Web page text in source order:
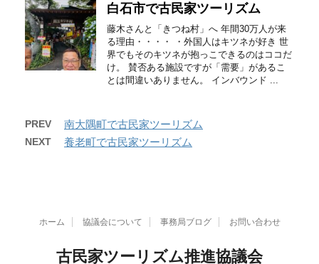
白石市で古民家ツーリズム
藤木さんと「きつね村」へ 年間30万人が来
る理由・・・・ ・外国人はキツネが好き 世
界でもそのキツネが抱っこできるのはココだ
け。 賛否ある施設ですが「需要」があるこ
とは間違いありません。 インバウンド ...
PREV 南大隅町で古民家ツーリズム
NEXT 養老町で古民家ツーリズム
ホーム 協議会について 事務局ブログ お問い合わせ
古民家ツーリズム推進協議会